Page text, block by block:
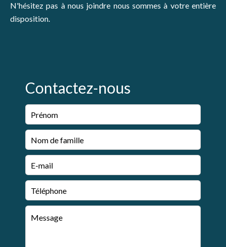
N'hésitez pas à nous joindre nous sommes à votre entière
disposition.
Contactez-nous